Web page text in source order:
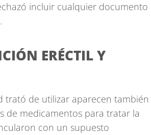
incluir cualquier documento
ERÉCTIL Y
trató de utilizar aparecen también
de medicamentos para tratar la
con un supuesto